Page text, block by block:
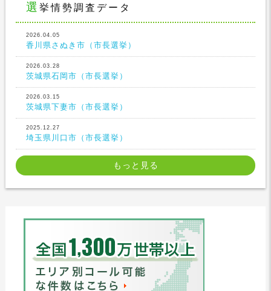
選挙情勢調査データ
2026.04.05
香川県さぬき市（市長選挙）
2026.03.28
茨城県石岡市（市長選挙）
2026.03.15
茨城県下妻市（市長選挙）
2025.12.27
埼玉県川口市（市長選挙）
もっと見る